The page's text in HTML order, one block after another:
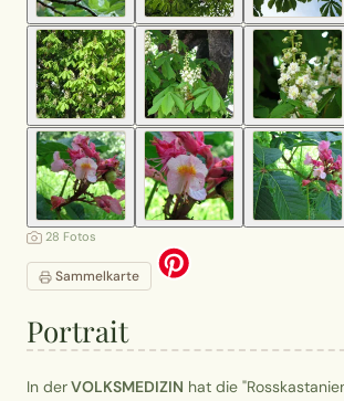
28 Fotos
Sammelkarte
Portrait
In derVOLKSMEDIZIN hat die